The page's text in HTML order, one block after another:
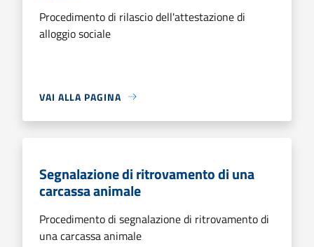
Procedimento di rilascio dell'attestazione di
alloggio sociale
VAI ALLA PAGINA
Segnalazione di ritrovamento di una
carcassa animale
Procedimento di segnalazione di ritrovamento di
una carcassa animale